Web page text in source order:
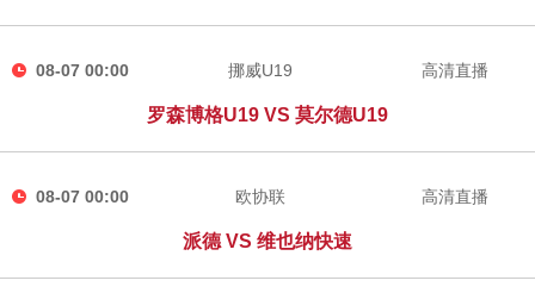
08-07 00:00 挪威U19
罗森博格U19 VS 莫尔德U19
高清直播
08-07 00:00 欧协联
派德 VS 维也纳快速
高清直播